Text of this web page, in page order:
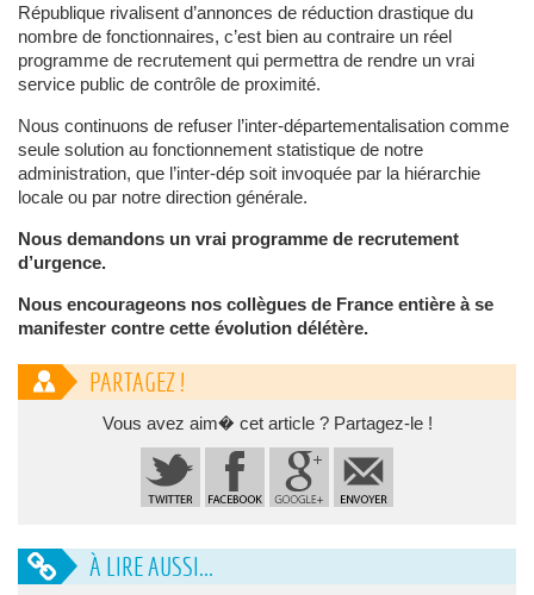
République rivalisent d’annonces de réduction drastique du
nombre de fonctionnaires, c’est bien au contraire un réel
programme de recrutement qui permettra de rendre un vrai
service public de contrôle de proximité.
Nous continuons de refuser l’inter-départementalisation comme
seule solution au fonctionnement statistique de notre
administration, que l’inter-dép soit invoquée par la hiérarchie
locale ou par notre direction générale.
Nous demandons un vrai programme de recrutement
d’urgence.
Nous encourageons nos collègues de France entière à se
manifester contre cette évolution délétère.
PARTAGEZ !
Vous avez aim� cet article ? Partagez-le !
À LIRE AUSSI...